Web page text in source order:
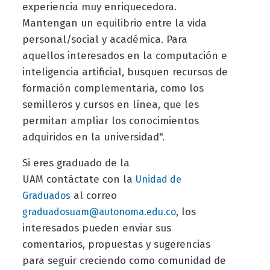
experiencia muy enriquecedora.
Mantengan un equilibrio entre la vida
personal/social y académica. Para
aquellos interesados en la computación e
inteligencia artificial, busquen recursos de
formación complementaria, como los
semilleros y cursos en línea, que les
permitan ampliar los conocimientos
adquiridos en la universidad".
Si eres graduado de la
UAM contáctate con la Unidad de
Graduados al correo
graduadosuam@autonoma.edu.co, los
interesados pueden enviar sus
comentarios, propuestas y sugerencias
para seguir creciendo como comunidad de